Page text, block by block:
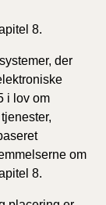
8.
der
i lov om
om
8.